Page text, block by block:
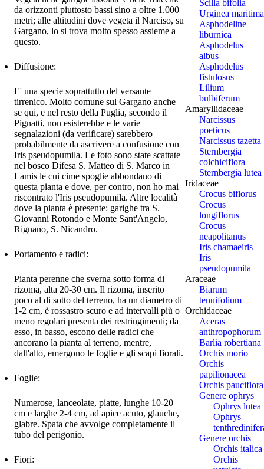
da orizzonti piuttosto bassi sino a oltre 1.000
metri; alle altitudini dove vegeta il Narciso, su
Gargano, lo si trova molto spesso assieme a
questo.
Diffusione:
E' una specie soprattutto del versante
tirrenico. Molto comune sul Gargano anche
se qui, e nel resto della Puglia, secondo il
Pignatti, non esisterebbe e le varie
segnalazioni (da verificare) sarebbero
probabilmente da ascrivere a confusione con
Iris pseudopumila. Le foto sono state scattate
nel bosco Difesa S. Matteo di S. Marco in
Lamis le cui cime spoglie abbondano di
questa pianta e dove, per contro, non ho mai
riscontrato l'Iris pseudopumila. Altre località
dove la pianta è presente: garighe tra S.
Giovanni Rotondo e Monte Sant'Angelo,
Rignano, S. Nicandro.
Portamento e radici:
Pianta perenne che sverna sotto forma di
rizoma, alta 20-30 cm. Il rizoma, inserito
poco al di sotto del terreno, ha un diametro di
1-2 cm, è rossastro scuro e ad intervalli più o
meno regolari presenta dei restringimenti; da
esso, in basso, escono delle radici che
ancorano la pianta al terreno, mentre,
dall'alto, emergono le foglie e gli scapi fiorali.
Foglie:
Numerose, lanceolate, piatte, lunghe 10-20
cm e larghe 2-4 cm, ad apice acuto, glauche,
glabre. Spata che avvolge completamente il
tubo del perigonio.
Fiori:
Scilla bifolia
Urginea maritima
Asphodeline
liburnica
Asphodelus
albus
Asphodelus
fistulosus
Lilium
bulbiferum
Amaryllidaceae
Narcissus
poeticus
Narcissus tazetta
Sternbergia
colchiciflora
Sternbergia lutea
Iridaceae
Crocus biflorus
Crocus
longiflorus
Crocus
neapolitanus
Iris chamaeiris
Iris
pseudopumila
Araceae
Biarum
tenuifolium
Orchidaceae
Aceras
anthropophorum
Barlia robertiana
Orchis morio
Orchis
papilionacea
Orchis pauciflora
Genere ophrys
Ophrys lutea
Ophrys
Genere orchis
Orchis italica
Orchis